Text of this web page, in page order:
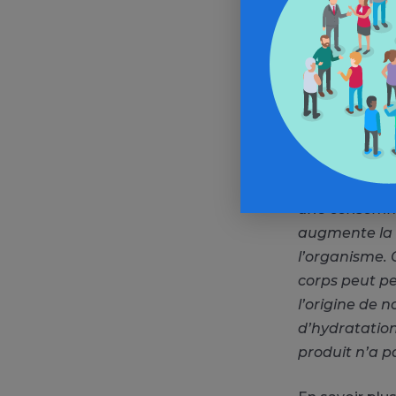
Comme leur
hydratation.
s’hydratent
fatigue,
de ces
« On
une
augmente la
l’organisme.
corps peut
l’origine de
produit n’a